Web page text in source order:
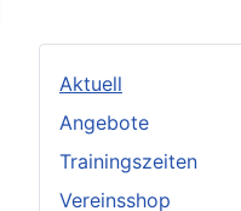
Aktuell
Angebote
Trainingszeiten
Vereinsshop